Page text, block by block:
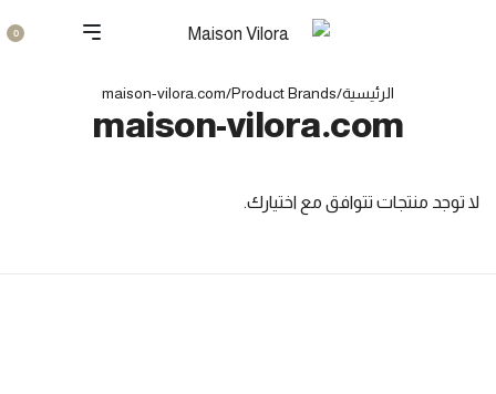
0
الرئيسية/
Product Brands
/
maison-vilora.com
maison-vilora.com
لا توجد منتجات تتوافق مع اختيارك.